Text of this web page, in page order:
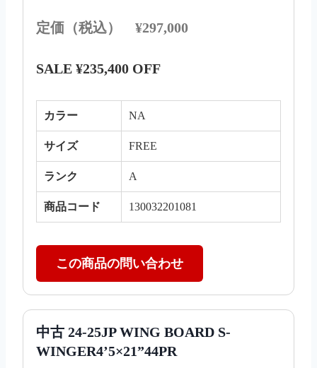
定価（税込） ¥297,000
SALE ¥235,400 OFF
カラー NA
サイズ FREE
ランク A
商品コード 130032201081
この商品の問い合わせ
中古 24-25JP WING BOARD S-
WINGER4’5×21”44PR